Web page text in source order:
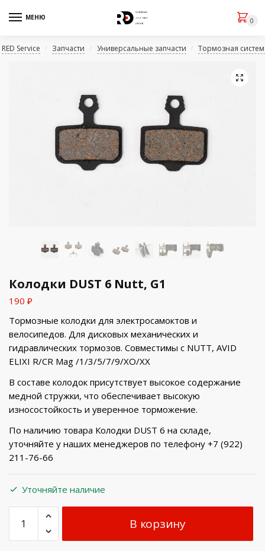
МЕНЮ 0
RED Service / Запчасти / Универсальные запчасти / Тормозная
🔍
Колодки DUST 6 Nutt, G1
190 ₽
Тормозные колодки для электросамоктов и
велосипедов. Для дисковых механических и
гидравлических тормозов. Совместимы с NUTT, AVID
ELIXI R/CR Mag /1/3/5/7/9/XO/XX
В составе колодок присутствует высокое содержание
медной стружки, что обеспечивает высокую
износостойкость и уверенное торможение.
По наличию товара Колодки DUST 6 на складе,
уточняйте у наших менеджеров по телефону +7 (922)
211-76-66
Уточняйте наличие
В корзину